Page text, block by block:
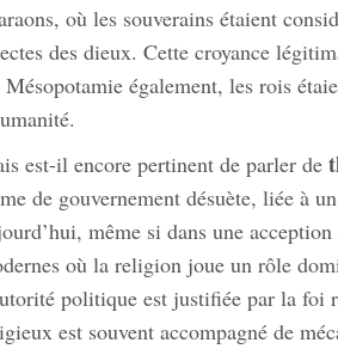
où les souverains étaient
des dieux. Cette croyance
également, les rois
est-il encore pertinent de parler de
de gouvernement désuète, liée à
même si dans une
où la religion joue un rôle
politique est justifiée par la foi
est souvent accompagné de